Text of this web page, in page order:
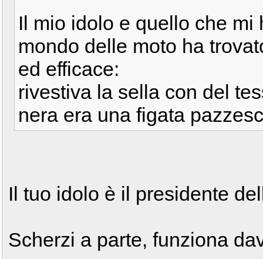
Il mio idolo e quello che mi
mondo delle moto ha
ed efficace:
rivestiva la sella con del
nera era una figata
Il tuo idolo è il presidente
Scherzi a parte, funziona